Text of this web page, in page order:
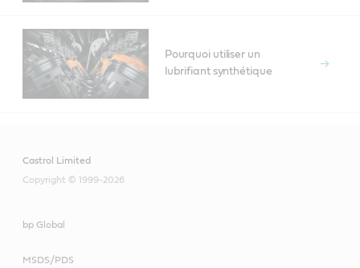
Pourquoi utiliser un
lubrifiant synthétique
Castrol Limited
Copyright © 1999-2026
bp Global
MSDS/PDS